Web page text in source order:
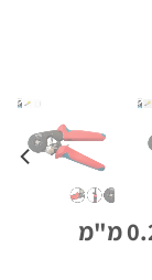
3 לחיצות 0.25-6 מ"מ